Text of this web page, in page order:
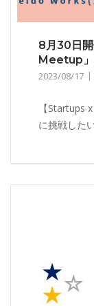
8月30日
Meetup」
2023/08/17
【Startups
に挑戦した